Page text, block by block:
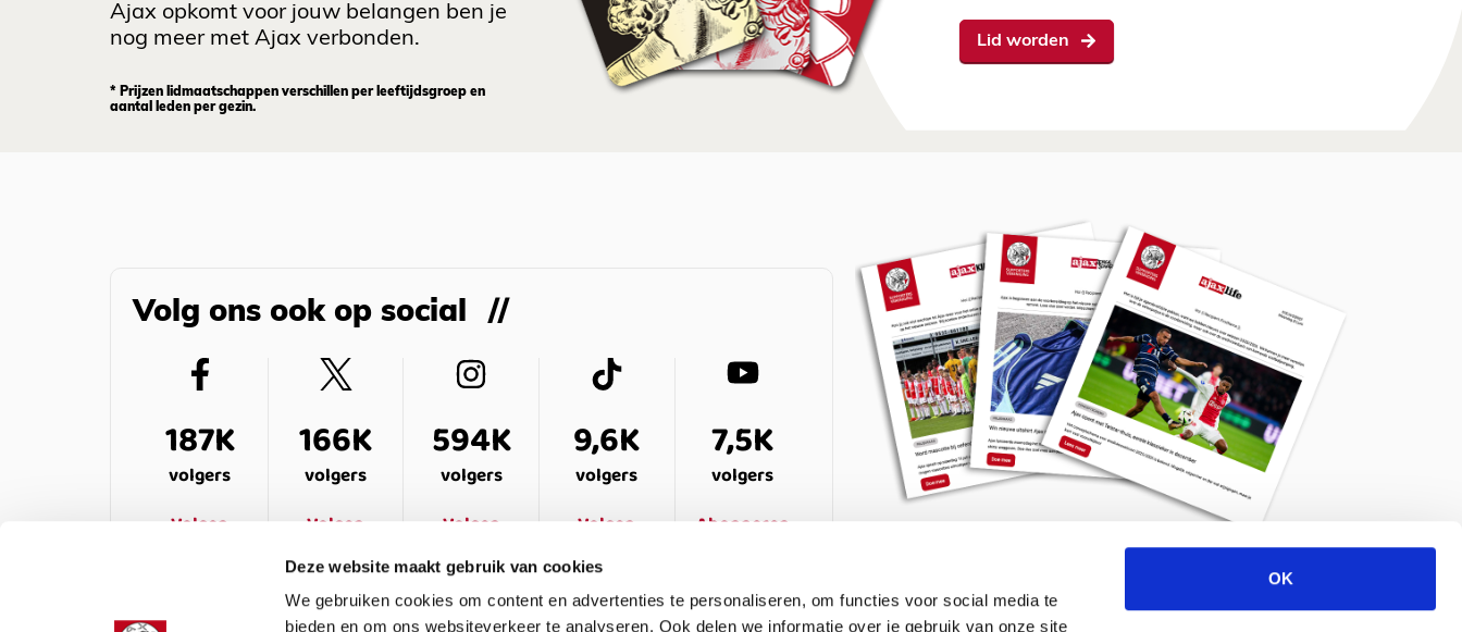
Deze website maakt gebruik van cookies
We gebruiken cookies om content en advertenties te personaliseren, om functies voor social media te
bieden en om ons websiteverkeer te analyseren. Ook delen we informatie over je gebruik van onze site
OK
Ajax opkomt voor jouw belangen ben je
nog meer met Ajax verbonden.
* Prijzen lidmaatschappen verschillen per leeftijdsgroep en
aantal leden per gezin.
Lid worden
Volg ons ook op social
187K
volgers
Volgen
166K
volgers
Volgen
594K
volgers
Volgen
9,6K
volgers
Volgen
7,5K
volgers
Abonneren
Meld je aan voor de nieuwsbrief